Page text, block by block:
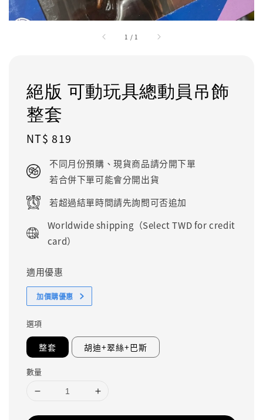
1 / 1
絕版 可動玩具總動員吊飾
整套
Regular
NT$ 819
不同月份預購、現貨商品請分開下單
若合併下單可能會分開出貨
若超過結單時間請先詢問可否追加
Worldwide shipping（Select TWD for credit
card）
適用優惠
加價購優惠
選項
整套 胡迪+翠絲+巴斯
數量